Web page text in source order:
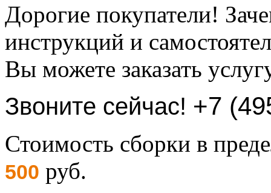
Дорогие покупатели!
инструкций и
Вы можете заказать
Звоните сейчас! +7
Стоимость сборки в
500 руб.